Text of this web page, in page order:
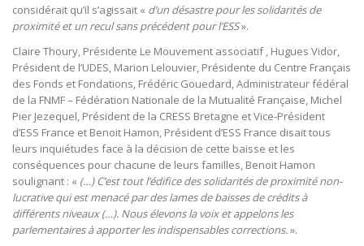
considérait qu’il s’agissait « d’un désastre pour les solidarités de
proximité et un recul sans précédent pour l’ESS».
Claire Thoury, Présidente Le Mouvement associatif , Hugues Vidor,
Président de l’UDES, Marion Lelouvier, Présidente du Centre Français
des Fonds et Fondations, Frédéric Gouedard, Administrateur fédéral
de la FNMF – Fédération Nationale de la Mutualité Française, Michel
Pier Jezequel, Président de la CRESS Bretagne et Vice-Président
d’ESS France et Benoit Hamon, Président d’ESS France disait tous
leurs inquiétudes face à la décision de cette baisse et les
conséquences pour chacune de leurs familles, Benoit Hamon
soulignant : « (…) C’est tout l’édifice des solidarités de proximité non-
lucrative qui est menacé par des lames de baisses de crédits à
différents niveaux (…). Nous élevons la voix et appelons les
parlementaires à apporter les indispensables corrections.».